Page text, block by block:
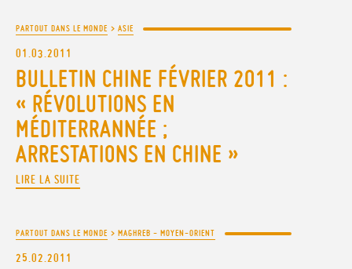
PARTOUT DANS LE MONDE > ASIE
01.03.2011
BULLETIN CHINE FÉVRIER 2011 :
« RÉVOLUTIONS EN
MÉDITERRANNÉE ;
ARRESTATIONS EN CHINE »
LIRE LA SUITE
PARTOUT DANS LE MONDE > MAGHREB - MOYEN-ORIENT
25.02.2011